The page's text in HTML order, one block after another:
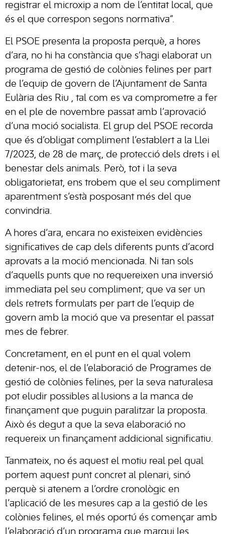
registrar el microxip a nom de l’entitat local, que
és el que correspon segons normativa”.
El PSOE presenta la proposta perquè, a hores
d’ara, no hi ha constància que s’hagi elaborat un
programa de gestió de colònies felines per part
de l’equip de govern de l’Ajuntament de Santa
Eulària des Riu , tal com es va comprometre a fer
en el ple de novembre passat amb l’aprovació
d’una moció socialista. El grup del PSOE recorda
que és d’obligat compliment l’establert a la Llei
7/2023, de 28 de març, de protecció dels drets i el
benestar dels animals. Però, tot i la seva
obligatorietat, ens trobem que el seu compliment
aparentment s’està posposant més del que
convindria.
A hores d’ara, encara no existeixen evidències
significatives de cap dels diferents punts d’acord
aprovats a la moció mencionada. Ni tan sols
d’aquells punts que no requereixen una inversió
immediata pel seu compliment; que va ser un
dels retrets formulats per part de l’equip de
govern amb la moció que va presentar el passat
mes de febrer.
Concretament, en el punt en el qual volem
detenir-nos, el de l’elaboració de Programes de
gestió de colònies felines, per la seva naturalesa
pot eludir possibles al·lusions a la manca de
finançament que puguin paralitzar la proposta.
Això és degut a que la seva elaboració no
requereix un finançament addicional significatiu.
Tanmateix, no és aquest el motiu real pel qual
portem aquest punt concret al plenari, sinó
perquè si atenem a l’ordre cronològic en
l’aplicació de les mesures cap a la gestió de les
colònies felines, el més oportú és començar amb
l’elaboració d’un programa que marqui les